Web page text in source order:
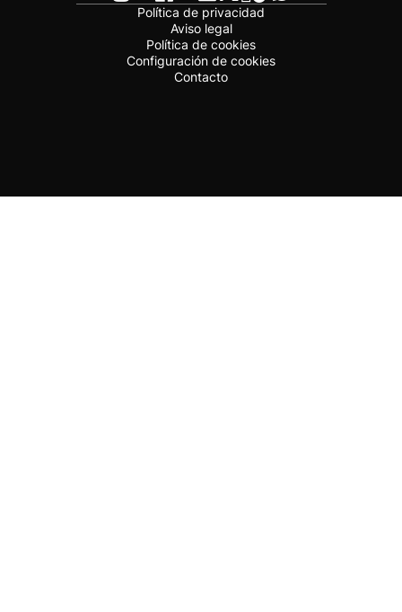
Política de privacidad
Aviso legal
Política de cookies
Configuración de cookies
Contacto